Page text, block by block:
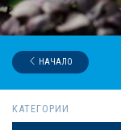
НАЧАЛО
КАТЕГОРИИ